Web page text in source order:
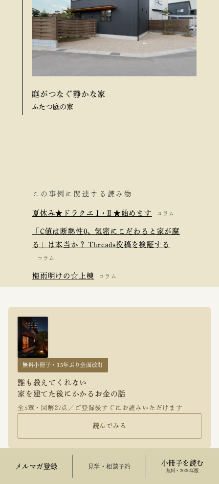
メルマガ登録 来場予約 小冊子を読む
無料・2026年版
庭がつなぐ静かな家
ふたつ庭の家
この事例に関連する読み物
夏休み★ドラクエⅠ･Ⅱ★始めます コラム
「C値は断熱性0、気密にこだわると家が腐
る」は本当か？ Threads投稿を検証する
コラム
梅雨明けの☆上棟 コラム
無料小冊子・15年ぶり全面改訂
誰も教えてくれない
家を建てた後にかかるお金の話
全5章・図解27点／ご登録後すぐにお読みいただけます
読んでみる